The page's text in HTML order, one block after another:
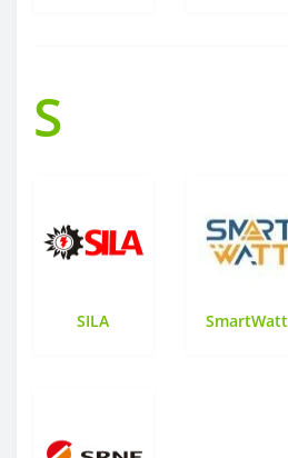
S
SILA SmartWatt